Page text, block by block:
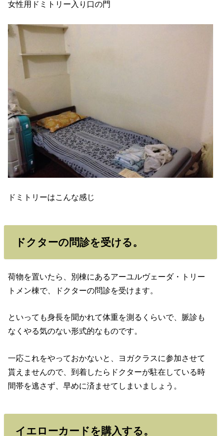
女性用ドミトリー入り口の門
ドミトリーはこんな感じ
ドクターの問診を受ける。
荷物を置いたら、別棟にあるアーユルヴェーダ・トリー
トメン棟で、ドクターの問診を受けます。
といっても身長を聞かれて体重を測るくらいで、脈診も
なくやる気のない形式的なものです。
一応これをやっておかないと、ヨガクラスに参加させて
貰えませんので、到着したらドクターが駐在している時
間帯を逃さず、早めに済ませてしまいましょう。
イエローカードを購入する。